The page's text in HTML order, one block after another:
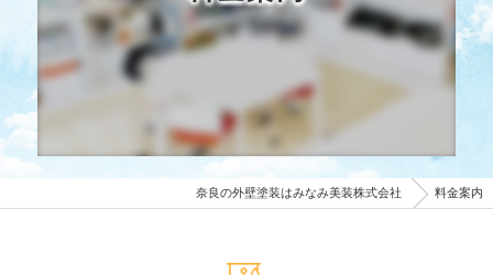
奈良の外壁塗装はみなみ美装株式会社 料金案内